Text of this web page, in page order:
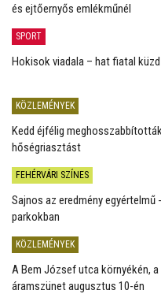
és ejtőernyős emlékműnél
SPORT
Hokisok viadala – hat fiatal
KÖZLEMÉNYEK
Kedd éjfélig
hőségriasztást
FEHÉRVÁRI SZÍNES
Sajnos az eredmény
parkokban
KÖZLEMÉNYEK
A Bem József utca környékén,
áramszünet augusztus 10-én